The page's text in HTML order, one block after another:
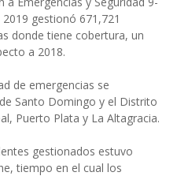
gestionó 671,721
donde tiene cobertura, un
a 2018.
de emergencias se
Santo Domingo y el Distrito
Puerto Plata y La Altagracia.
gestionados estuvo
tiempo en el cual los